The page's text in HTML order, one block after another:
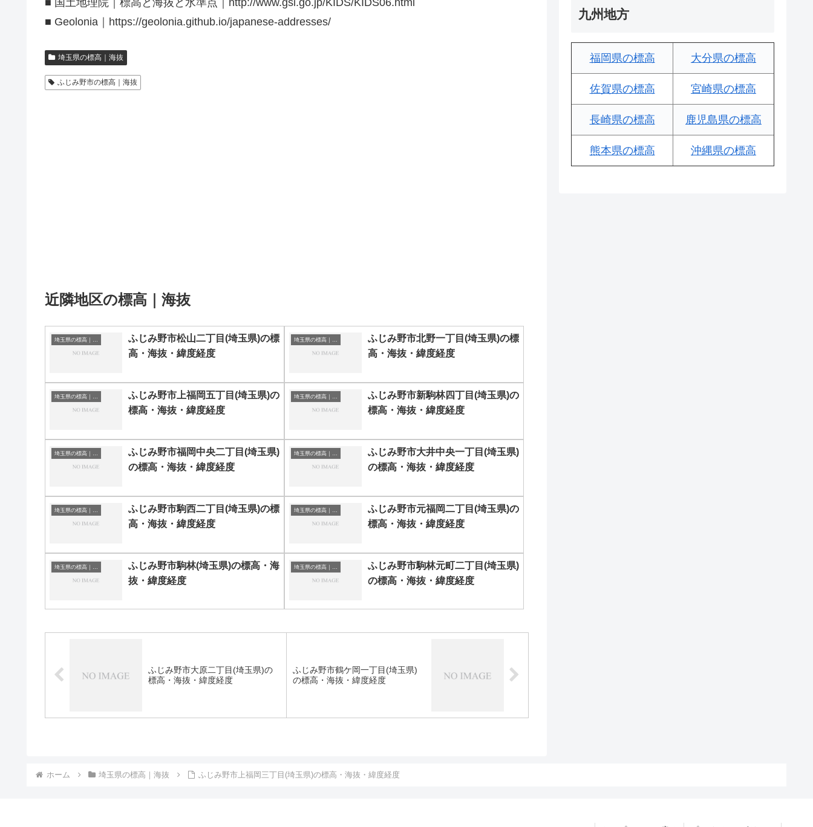
■ 国土地理院｜標高と海抜と水準点｜http://www.gsi.go.jp/KIDS/KIDS06.html
■ Geolonia｜https://geolonia.github.io/japanese-addresses/
埼玉県の標高｜海抜
ふじみ野市の標高｜海抜
近隣地区の標高｜海抜
ふじみ野市松山二丁目(埼玉県)の標
高・海抜・緯度経度
ふじみ野市北野一丁目(埼玉県)の標
高・海抜・緯度経度
ふじみ野市上福岡五丁目(埼玉県)の
標高・海抜・緯度経度
ふじみ野市新駒林四丁目(埼玉県)の
標高・海抜・緯度経度
ふじみ野市福岡中央二丁目(埼玉県)
の標高・海抜・緯度経度
ふじみ野市大井中央一丁目(埼玉県)
の標高・海抜・緯度経度
ふじみ野市駒西二丁目(埼玉県)の標
高・海抜・緯度経度
ふじみ野市元福岡二丁目(埼玉県)の
標高・海抜・緯度経度
ふじみ野市駒林(埼玉県)の標高・海
抜・緯度経度
ふじみ野市駒林元町二丁目(埼玉県)
の標高・海抜・緯度経度
ふじみ野市大原二丁目(埼玉県)の
標高・海抜・緯度経度
ふじみ野市鶴ケ岡一丁目(埼玉県)
の標高・海抜・緯度経度
九州地方
福岡県の標高 大分県の標高
佐賀県の標高 宮崎県の標高
長崎県の標高 鹿児島県の標高
熊本県の標高 沖縄県の標高
ホーム 埼玉県の標高｜海抜 ふじみ野市上福岡三丁目(埼玉県)の標高・海抜・緯度経度